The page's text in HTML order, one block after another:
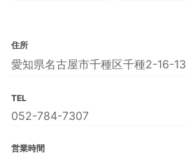
住所
愛知県名古屋市千種区千種2-16-13
TEL
052-784-7307
営業時間